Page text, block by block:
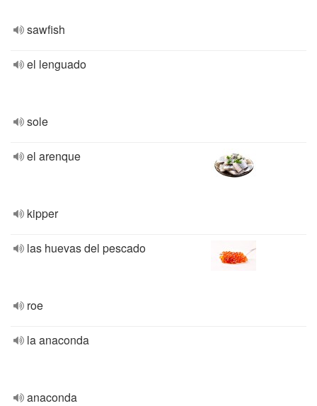
sawfish
el lenguado
sole
el arenque
kipper
las huevas del pescado
roe
la anaconda
anaconda